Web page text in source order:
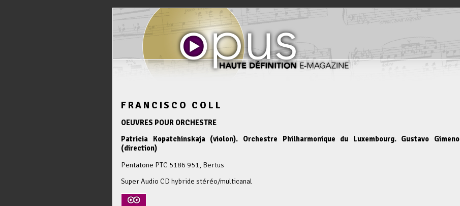
FRANCISCO COLL
OEUVRES POUR ORCHESTRE
Patricia Kopatchinskaja (violon). Orchestre Philharmonique du Luxembourg. Gustavo Gimeno
(direction)
Pentatone PTC 5186 951, Bertus
Super Audio CD hybride stéréo/multicanal